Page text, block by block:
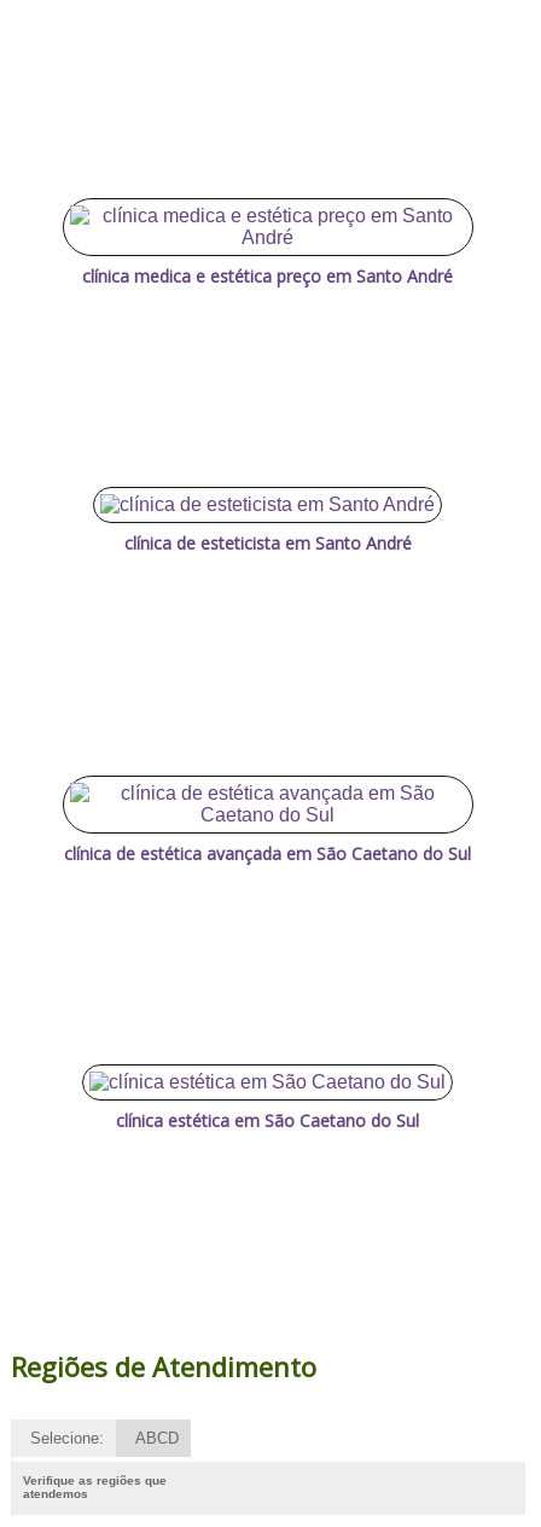
clínica medica e estética preço em Santo André
clínica de esteticista em Santo André
clínica de estética avançada em São Caetano do Sul
clínica estética em São Caetano do Sul
Regiões de Atendimento
Selecione: ABCD
Verifique as regiões que
atendemos